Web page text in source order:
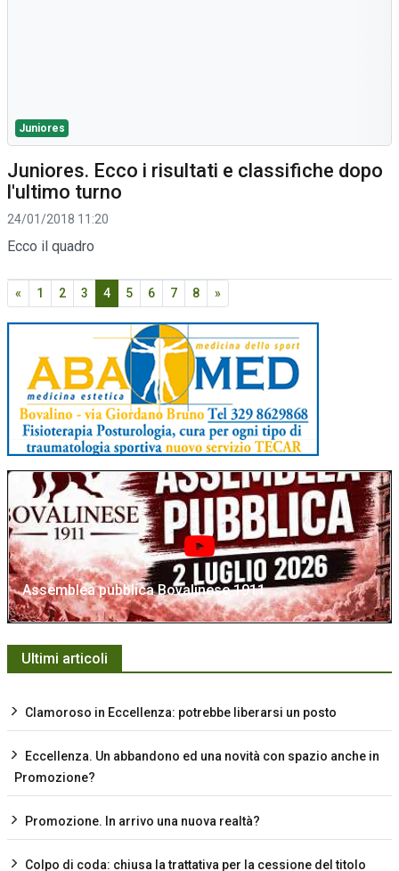
Juniores
Juniores. Ecco i risultati e classifiche dopo
l'ultimo turno
24/01/2018 11:20
Ecco il quadro
« 1 2 3 4 5 6 7 8 »
Assemblea pubblica Bovalinese 1911
Ultimi articoli
Clamoroso in Eccellenza: potrebbe liberarsi un posto
Eccellenza. Un abbandono ed una novità con spazio anche in
Promozione?
Promozione. In arrivo una nuova realtà?
Colpo di coda: chiusa la trattativa per la cessione del titolo